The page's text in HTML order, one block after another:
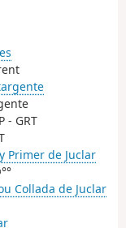
- GRT
Primer de Juclar
Collada de Juclar